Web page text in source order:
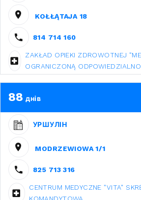
KOŁŁĄTAJA 18
814 714 160
ZAKŁAD OPIEKI ZDROWOTNEJ
OGRANICZONĄ
88 днів
УРШУЛІН
MODRZEWIOWA 1/1
825 713 316
CENTRUM MEDYCZNE "VITA"